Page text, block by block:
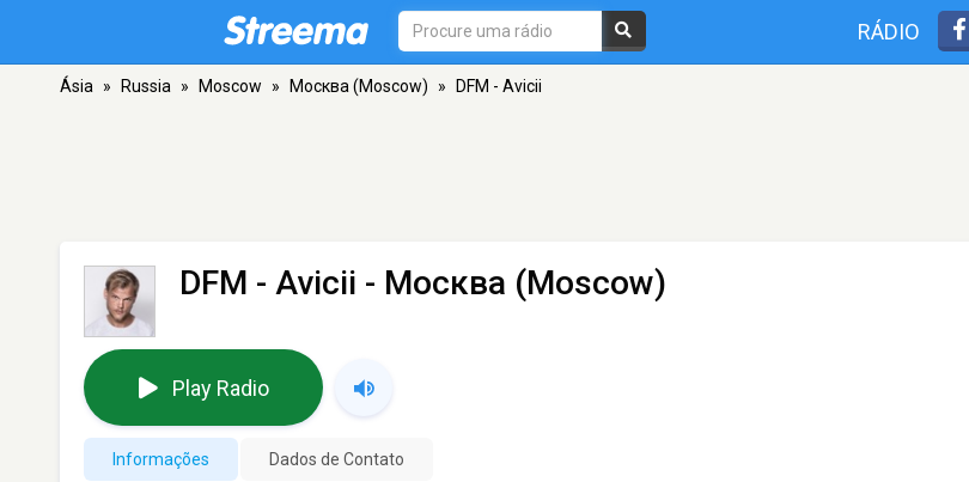
RÁDIO
Ásia » Russia » Moscow » Москва (Moscow) » DFM - Avicii
DFM - Avicii - Москва (Moscow)
Play Radio
Informações Dados de Contato